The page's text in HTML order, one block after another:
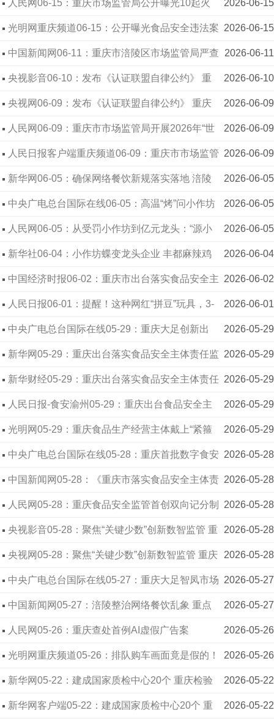
报：多家店铺用鸭肉、猪肉等冒充牛肉被罚 2026-06-15
人民网06-15：重庆市场监管局公开曝光10起火
锅类食品安全典型违法案件 2026-06-15
光明网重庆频道06-15：公开曝光食品安全违法案
件，就该如重庆这般雷霆手段 2026-06-11
中国新闻网06-11：重庆市涪陵区市场监管局严查
养老机构食品违法经营行为 2026-06-10
央视影音06-10：发布《认证联盟自律公约》 重
庆举办2026年世界认可日活动 2026-06-09
央视网06-09：发布《认证联盟自律公约》 重庆
举办2026年世界认可日活动 2026-06-09
人民网06-09：重庆市市场监管局开展2026年“世
界认可日”活动 2026-06-09
人民日报客户端重庆频道06-09：重庆市市场监管
局开展2026年“世界认可日”活动 2026-06-05
新华网06-05：确保网络餐饮新规落实落地 涪陵
开展“无堂食”网络餐饮食品安全专项检查 2026-06-05
中央广电总台国际在线06-05：高温“烤”问小作坊
重庆大足珠溪市监“亮利剑” 2026-06-05
人民网06-05：从受罚小作坊到亿元龙头：“源小
幺”带动丰都麻辣鸡产业链腾飞 2026-06-04
新华社06-04：小作坊蝶变龙头企业 丰都麻辣鸡
做成富民大产业 2026-06-02
中国经济时报06-02：重庆市出台落实食品安全主
体责任监督管理办法 2026-06-01
人民日报06-01：提醒！这种网红“拼豆”玩具，3-
14岁孩子别乱买 2026-05-29
中央广电总台国际在线05-29：重庆大足创新出
台“千手护食安”方案 守护食品安全 2026-05-29
新华网05-29：重庆出台落实食品安全主体责任监
督管理办法 推行“记分制”强化全过程监管 2026-05-29
新华财经05-29：重庆出台落实食品安全主体责任
监督管理办法 推行“记分制”强化全过程监管 2026-05-29
人民日报-食安渝州05-29：重庆出台食品安全主
体责任新规 聚焦“关键少数”推动监管到人——《重
庆市落实食品安全主体责任监督管理办法》将于202
6年6月20日起施行
2026-05-29
光明网05-29：重庆食品生产经营主体戴上“紧箍
咒”：新办法6月20日起施行 2026-05-28
中央广电总台国际在线05-28：重庆首批数字食安
服务站启动 2026-05-28
中国新闻网05-28：《重庆市落实食品安全主体责
任监督管理办法》6月20日起施行 2026-05-28
人民网05-28：重庆食品安全监管首创双向记分制
2026-05-28
央视影音05-28：聚焦“关键少数”创新数智监管 重
庆食安新规6月20日起施行 2026-05-28
央视网05-28：聚焦“关键少数”创新数智监管 重庆
食安新规6月20日起施行 2026-05-27
中央广电总台国际在线05-27：重庆大足智凤市场
监管所“三聚焦” 交出计量监管“答卷” 2026-05-27
中国新闻网05-27：涪陵整治网络餐饮乱象 重点
严查资质、公示、加工等四类问题 2026-05-26
人民网05-26：重庆查处首例AI虚假广告案
2026-05-26
光明网重庆频道05-26：排队购车画面竟是假的！
重庆查处首例AI虚假广告案 2026-05-22
新华网05-22：建成国家质检中心20个 重庆检验
检测行业产业规模持续扩大 2026-05-22
新华网客户端05-22：建成国家质检中心20个 重